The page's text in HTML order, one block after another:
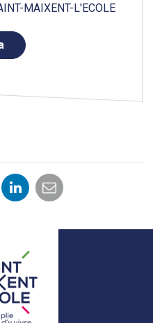
MAIXENT-L'ECOLE
Partager
LinkedIn
Partager
email